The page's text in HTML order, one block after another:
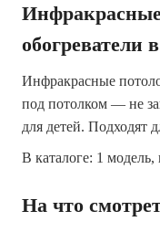
обогреватели
Инфракрасные
под потолком — не
для детей. Подходят
В каталоге: 1
На что